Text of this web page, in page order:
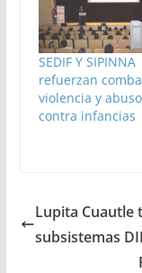
SEDIF Y SIPINNA
refuerzan
violencia y
contra infancias
Lupita Cuautle
subsistemas